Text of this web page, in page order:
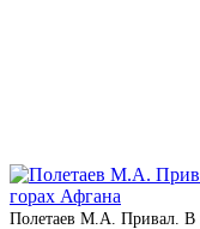
Полетаев М.А. Привал. В